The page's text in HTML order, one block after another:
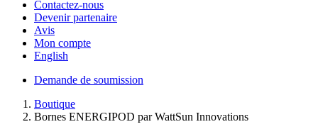
Contactez-nous
Devenir partenaire
Avis
Mon compte
English
Demande de soumission
Boutique
Bornes ENERGIPOD par WattSun Innovations